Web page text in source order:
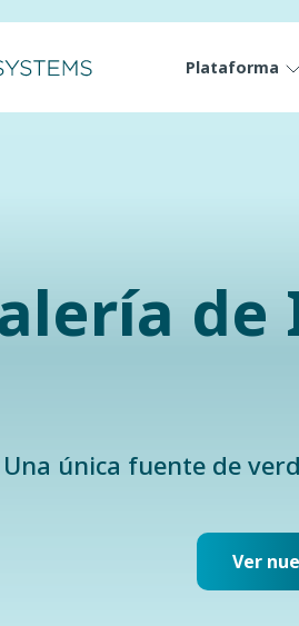
Plataforma
Una única fuente de
Ver